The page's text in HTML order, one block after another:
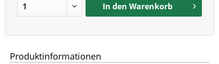
In den Warenkorb
Produktinformationen